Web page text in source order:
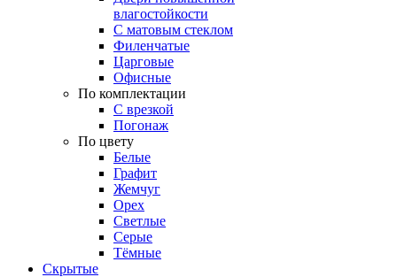
влагостойкости
С матовым стеклом
Филенчатые
Царговые
Офисные
По комплектации
С врезкой
Погонаж
По цвету
Белые
Графит
Жемчуг
Орех
Светлые
Серые
Тёмные
Скрытые